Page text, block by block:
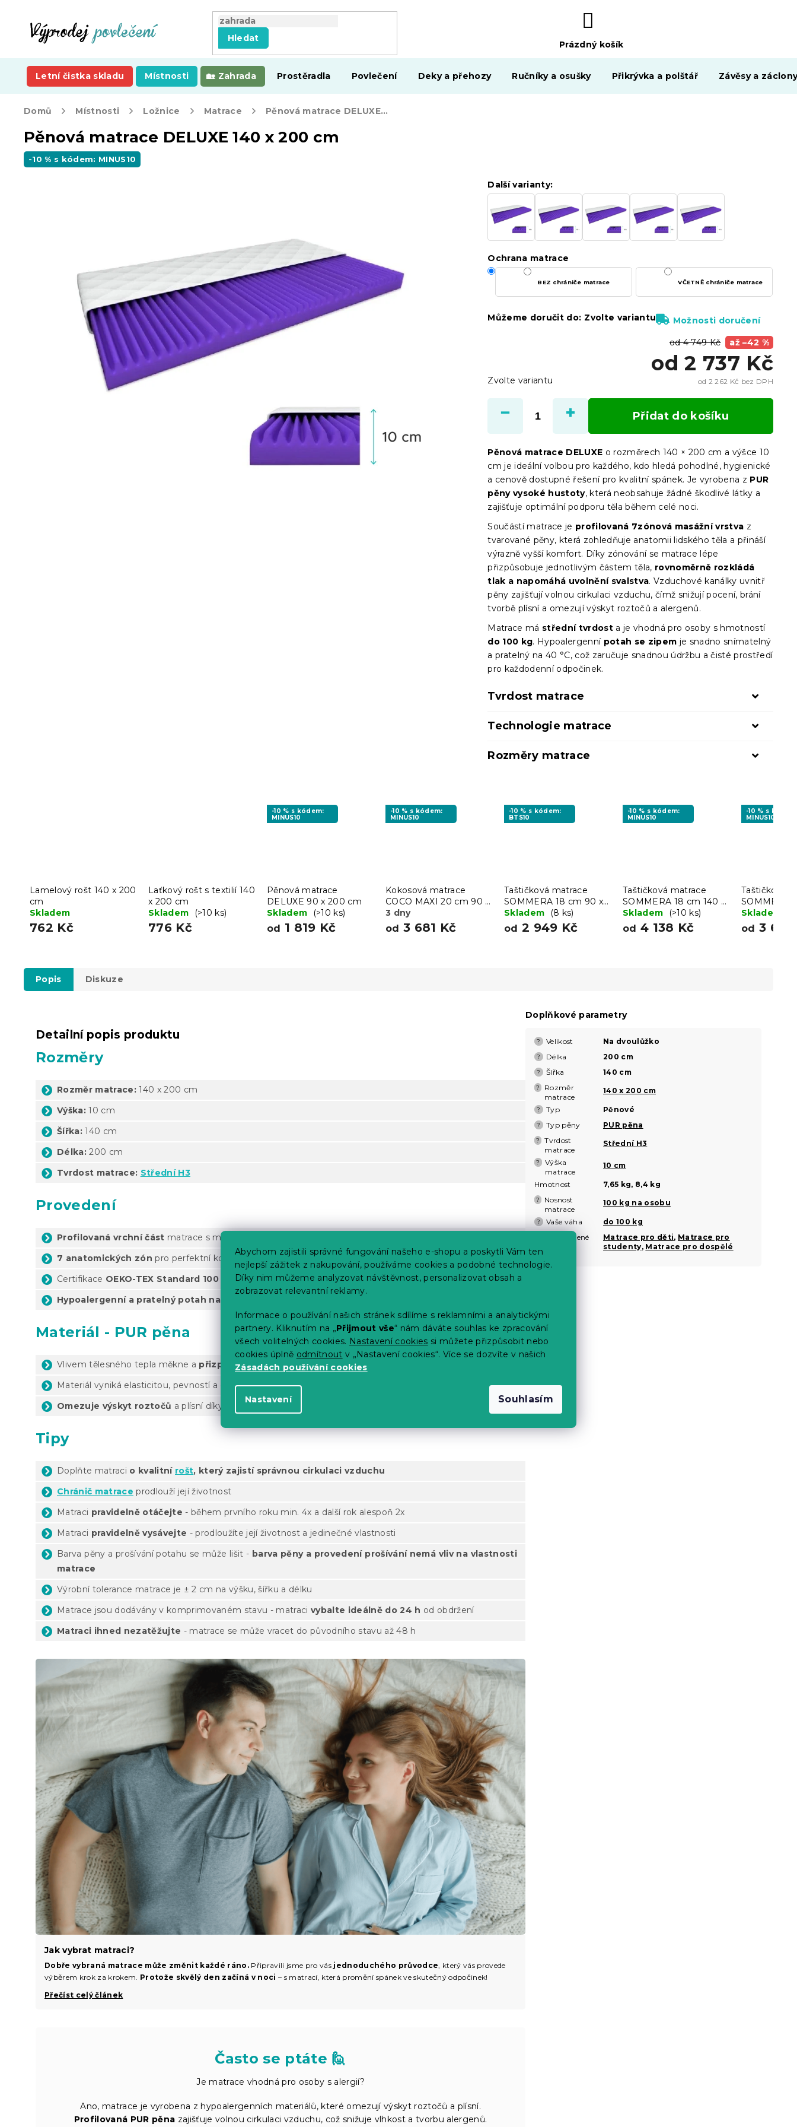
Abychom zajistili správné fungování našeho e-shopu a poskytli Vám ten
nejlepší zážitek z nakupování, používáme cookies a podobné technologie.
Díky nim můžeme analyzovat návštěvnost, personalizovat obsah a
zobrazovat relevantní reklamy.
Informace o používání našich stránek sdílíme s reklamními a analytickými
partnery. Kliknutím na „Přijmout vše“ nám dáváte souhlas ke zpracování
všech volitelných cookies. Nastavení cookies si můžete přizpůsobit nebo
cookies úplně odmítnout v „Nastavení cookies“. Více se dozvíte v našich
Zásadách používání cookies
Nastavení Souhlasím
Hledat
NÁKUPNÍ
KOŠÍK
Prázdný košík
Letní čistka skladu Místnosti Zahrada Prostěradla Povlečení Deky a přehozy Ručníky a osušky Přikrývka a polštář Závěsy a
Domů Místnosti Ložnice Matrace Pěnová matrace DELUXE 140 x 200 cm
Pěnová matrace DELUXE 140 x 200 cm
-10 % s kódem: MINUS10
od 4 749 Kč až –42 %
od2 737 Kč
od 2 262 Kč bez DPH
cena:
Zvolte variantu
Další varianty:
Ochrana matrace
BEZ chrániče matrace VČETNĚ chrániče matrace
Můžeme doručit do: Zvolte variantu Možnosti doručení
Přidat do košíku
Pěnová matrace DELUXE o rozměrech 140 × 200 cm a výšce 10
cm je ideální volbou pro každého, kdo hledá pohodlné, hygienické
a cenově dostupné řešení pro kvalitní spánek. Je vyrobena z PUR
pěny vysoké hustoty, která neobsahuje žádné škodlivé látky a
zajišťuje optimální podporu těla během celé noci.
Součástí matrace je profilovaná 7zónová masážní vrstva z
tvarované pěny, která zohledňuje anatomii lidského těla a přináší
výrazně vyšší komfort. Díky zónování se matrace lépe
přizpůsobuje jednotlivým částem těla, rovnoměrně rozkládá
tlak a napomáhá uvolnění svalstva. Vzduchové kanálky uvnitř
pěny zajišťují volnou cirkulaci vzduchu, čímž snižují pocení, brání
tvorbě plísní a omezují výskyt roztočů a alergenů.
Matrace má střední tvrdost a je vhodná pro osoby s hmotností
do 100 kg. Hypoalergenní potah se zipem je snadno snímatelný
a pratelný na 40 °C, což zaručuje snadnou údržbu a čisté prostředí
pro každodenní odpočinek.
Tvrdost matrace
Technologie matrace
Rozměry matrace
Lamelový rošt 140 x 200
cm
Skladem
762 Kč
Laťkový rošt s textilií 140
x 200 cm
Skladem
(>10 ks)
776 Kč
-10 % s kódem:
MINUS10
Pěnová matrace
DELUXE 90 x 200 cm
Skladem
(>10 ks)
od 1 819 Kč
-10 % s kódem:
MINUS10
Kokosová matrace
COCO MAXI 20 cm 90 x
200 cm
3 dny
od 3 681 Kč
-10 % s kódem:
BTS10
Taštičková matrace
SOMMERA 18 cm 90 x
200 cm
Skladem (8 ks)
od 2 949 Kč
-10 % s kódem:
MINUS10
Taštičková matrace
SOMMERA 18 cm 140 x
200 cm
Skladem (>10 ks)
od 4 138 Kč
-10 % s
MINUS10
Taštičková
SOMMERA
200 cm
Skladem
od 3 667
Popis Diskuze
Detailní popis produktu
Rozměry
Rozměr matrace:140 x 200 cm
Výška: 10 cm
Šířka:140 cm
Délka:200 cm
Tvrdost matrace: Střední H3
Provedení
Profilovaná vrchní část matrace s masážním efektem
7 anatomických zón pro perfektní komfort během spánku
Certifikace OEKO-TEX Standard 100
Hypoalergenní a pratelný potah na zip
Materiál - PUR pěna
Vlivem tělesného tepla měkne a přizpůsobuje se tvaru těla
Materiál vyniká elasticitou, pevností a dlouhou životností
Omezuje výskyt roztočů a plísní díky své prodyšnosti
Tipy
Doplňte matraci o kvalitní rošt, který zajistí správnou cirkulaci vzduchu
Chránič matrace prodlouží její životnost
Matraci pravidelně otáčejte - během prvního roku min. 4x a další rok alespoň 2x
Matraci pravidelně vysávejte - prodloužíte její životnost a jedinečné vlastnosti
Barva pěny a prošívání potahu se může lišit - barva pěny a provedení prošívání nemá vliv na vlastnosti
matrace
Výrobní tolerance matrace je ± 2 cm na výšku, šířku a délku
Matrace jsou dodávány v komprimovaném stavu - matraci vybalte ideálně do 24 h od obdržení
Matraci ihned nezatěžujte - matrace se může vracet do původního stavu až 48 h
Jak vybrat matraci?
Dobře vybraná matrace může změnit každé ráno. Připravili jsme pro vás jednoduchého průvodce , který vás provede
výběrem krok za krokem. Protože skvělý den začíná v noci – s matrací, která promění spánek ve skutečný odpočinek!
Přečíst celý článek
Často se ptáte 🙋
Je matrace vhodná pro osoby s alergií?
Ano, matrace je vyrobena z hypoalergenních materiálů, které omezují výskyt roztočů a plísní.
Profilovaná PUR pěna zajišťuje volnou cirkulaci vzduchu, což snižuje vlhkost a tvorbu alergenů.
Doplňkové parametry
? Velikost Na dvoulůžko
? Délka 200 cm
? Šířka 140 cm
?
Rozměr
matrace
140 x 200 cm
? Typ Pěnové
? Typ pěny PUR pěna
?
Tvrdost
matrace
Střední H3
?
Výška
matrace
10 cm
Hmotnost 7,65 kg, 8,4 kg
?
Nosnost
matrace
100 kg na osobu
? Vaše váha do 100 kg
Doporučené
Matrace pro děti, Matrace pro
studenty, Matrace pro dospělé